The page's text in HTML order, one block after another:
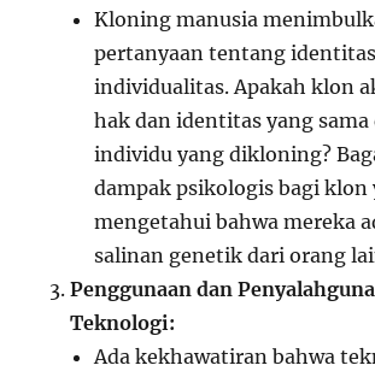
Kloning manusia
pertanyaan tentang
individualitas. Apakah klon
hak dan identitas yang sama
individu yang dikloning?
dampak psikologis bagi klon
mengetahui bahwa mereka
salinan genetik dari orang
Penggunaan dan
Teknologi:
Ada kekhawatiran bahwa